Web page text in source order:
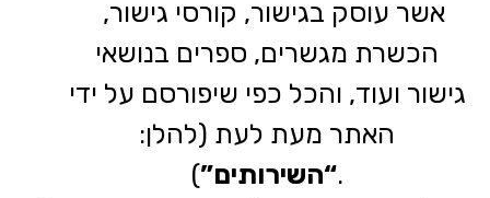
הכשרת מגשרים, ספרים בנושאי
גישור ועוד, והכל כפי שיפורסם על ידי
האתר מעת לעת (להלן:
“השירותים”).